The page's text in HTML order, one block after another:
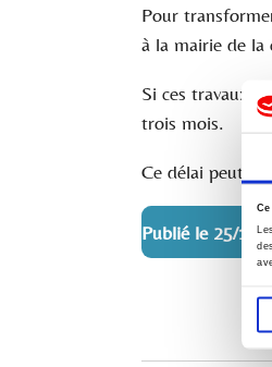
Pour
à la mairie de la
Si ces travaux
trois mois.
Ce délai peut
Publié le 25/12/